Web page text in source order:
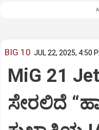
BIG 10 JUL 22, 2025, 4:50
MiG 21
ಸೇರಲಿದೆ